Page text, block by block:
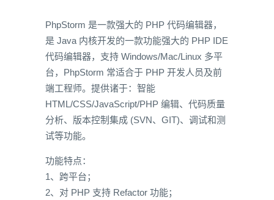
PhpStorm 是一款强大的 PHP 代码编辑器，
是 Java 内核开发的一款功能强大的 PHP IDE
代码编辑器，支持 Windows/Mac/Linux 多平
台，PhpStorm 常适合于 PHP 开发人员及前
端工程师。提供诸于：智能
HTML/CSS/JavaScript/PHP 编辑、代码质量
分析、版本控制集成 (SVN、GIT)、调试和测
试等功能。
功能特点：
1、跨平台；
2、对 PHP 支持 Refactor 功能；